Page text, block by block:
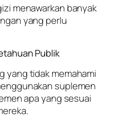
menawarkan banyak
yang perlu
Publik
yang tidak memahami
suplemen
apa yang sesuai